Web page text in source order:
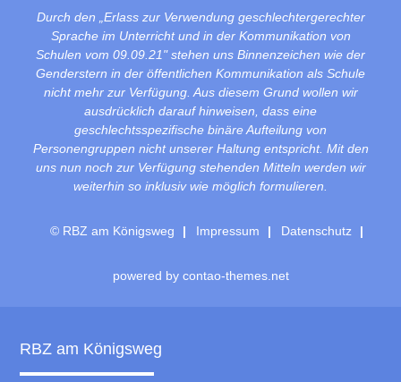
Durch den „Erlass zur Verwendung geschlechtergerechter
Sprache im Unterricht und in der Kommunikation von
Schulen vom 09.09.21" stehen uns Binnenzeichen wie der
Genderstern in der öffentlichen Kommunikation als Schule
nicht mehr zur Verfügung. Aus diesem Grund wollen wir
ausdrücklich darauf hinweisen, dass eine
geschlechtsspezifische binäre Aufteilung von
Personengruppen nicht unserer Haltung entspricht. Mit den
uns nun noch zur Verfügung stehenden Mitteln werden wir
weiterhin so inklusiv wie möglich formulieren.
© RBZ am Königsweg Impressum Datenschutz
powered by contao-themes.net
RBZ am Königsweg